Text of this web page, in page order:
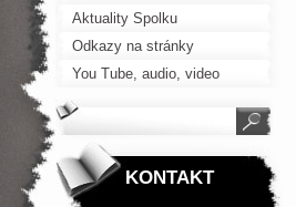
Aktuality Spolku
slovenských spisovateľov
Odkazy na stránky
You Tube, audio, video
KONTAKT